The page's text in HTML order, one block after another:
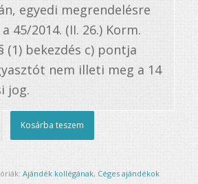
egyedi megrendelésre
45/2014. (II. 26.) Korm.
(1) bekezdés c) pontja
nem illeti meg a 14
jog.
Kosárba teszem
Ajándék kollégának, Céges ajándékok